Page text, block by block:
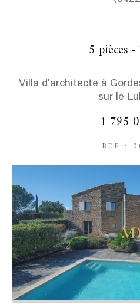
5 pièces
Villa d'architecte à
sur le
1 795
REF :